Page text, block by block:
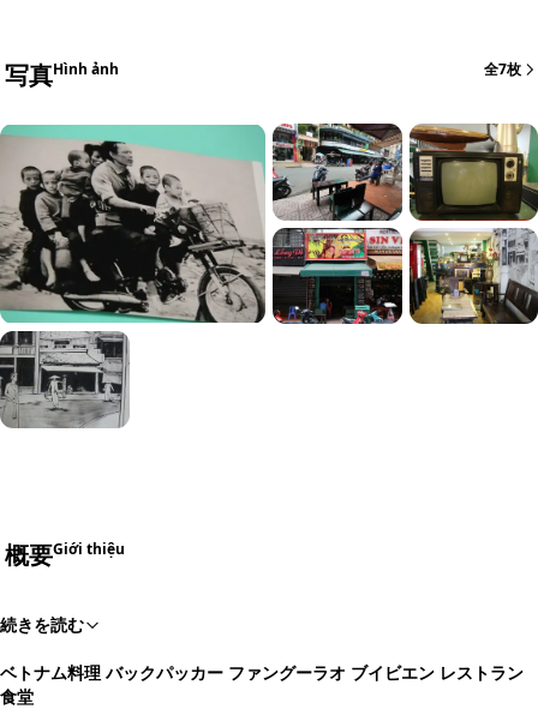
写真Hình ảnh 全7枚
概要Giới thiệu
続きを読む
ベトナム料理 バックパッカー ファングーラオ ブイビエン レストラン
食堂